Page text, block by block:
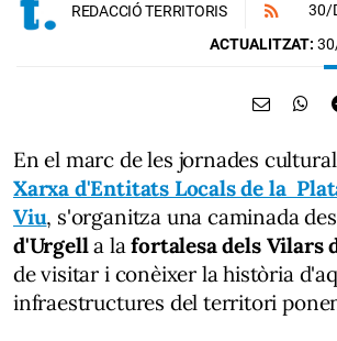
REDACCIÓ TERRITORIS 30/
ACTUALITZAT:
En el marc de les jornades
Xarxa d'Entitats Locals de la
Viu, s'organitza una caminada
d'Urgella lafortalesa dels Vilars
de visitar i conèixer la història
infraestructures del territori